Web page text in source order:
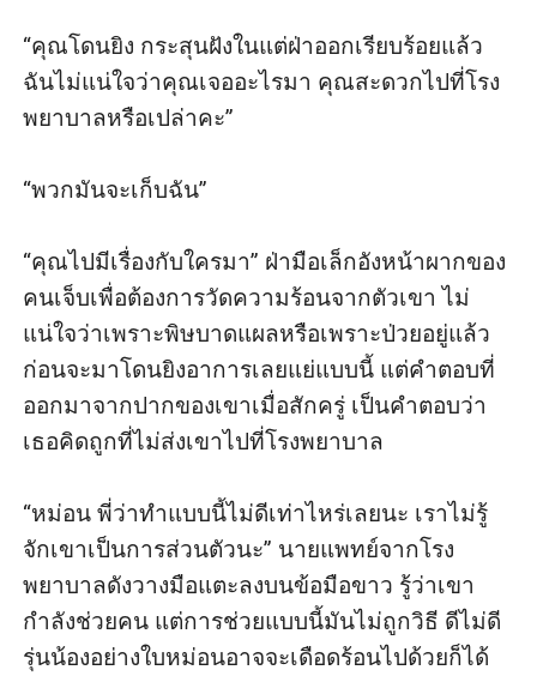
“คุณโดนยิง กระสุนฝังในแต่ฝ่าออกเรียบร้อยแล้ว
ฉันไม่แน่ใจว่าคุณเจออะไรมา คุณสะดวกไปที่โรง
พยาบาลหรือเปล่าคะ”
“พวกมันจะเก็บฉัน”
“คุณไปมีเรื่องกับใครมา” ฝ่ามือเล็กอังหน้าผากของ
คนเจ็บเพื่อต้องการวัดความร้อนจากตัวเขา ไม่
แน่ใจว่าเพราะพิษบาดแผลหรือเพราะป่วยอยู่แล้ว
ก่อนจะมาโดนยิงอาการเลยแย่แบบนี้ แต่คำตอบที่
ออกมาจากปากของเขาเมื่อสักครู่ เป็นคำตอบว่า
เธอคิดถูกที่ไม่ส่งเขาไปที่โรงพยาบาล
“หม่อน พี่ว่าทำแบบนี้ไม่ดีเท่าไหร่เลยนะ เราไม่รู้
จักเขาเป็นการส่วนตัวนะ” นายแพทย์จากโรง
พยาบาลดังวางมือแตะลงบนข้อมือขาว รู้ว่าเขา
กำลังช่วยคน แต่การช่วยแบบนี้มันไม่ถูกวิธี ดีไม่ดี
รุ่นน้องอย่างใบหม่อนอาจจะเดือดร้อนไปด้วยก็ได้